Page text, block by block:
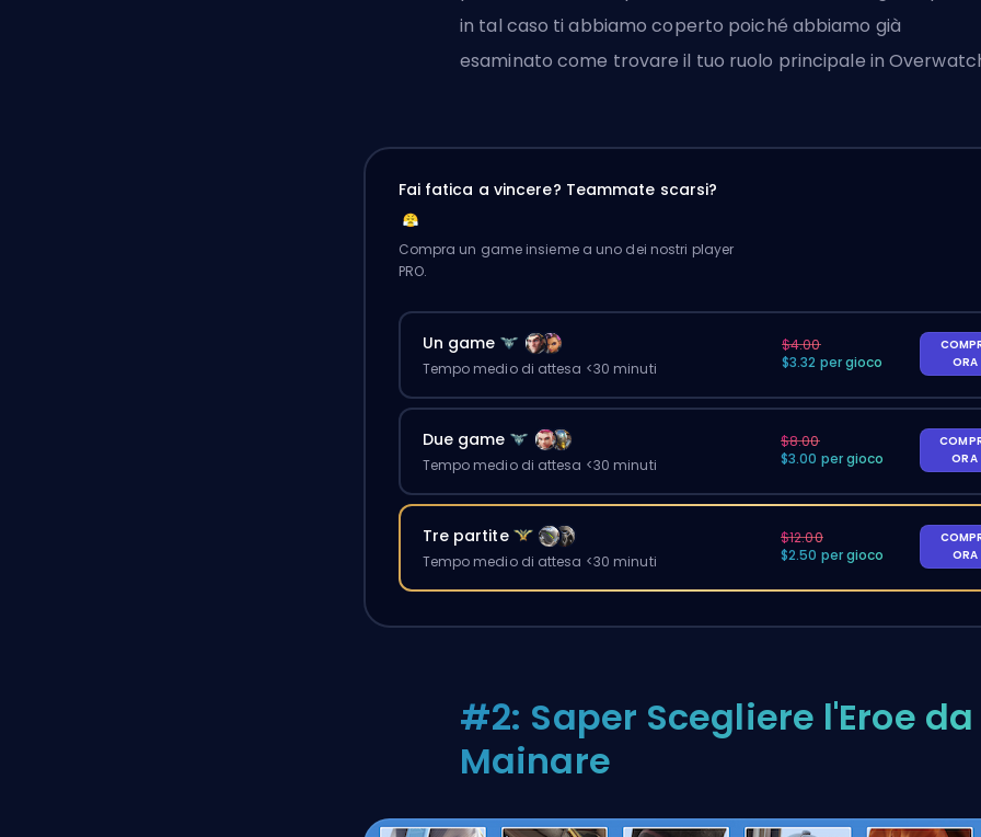
in tal caso ti abbiamo coperto poiché abbiamo già
esaminato come trovare il tuo ruolo principale in
Fai fatica a vincere? Teammate scarsi?
Compra un game insieme a uno dei nostri player
PRO.
Un game
Tempo medio di attesa <30 minuti
$4.00
$3.32 per gioco
ORA
Due game
Tempo medio di attesa <30 minuti
$8.00
$3.00 per gioco
ORA
Tre partite
Tempo medio di attesa <30 minuti
$12.00
$2.50 per gioco
ORA
#2: Saper Scegliere l'Eroe da
Mainare